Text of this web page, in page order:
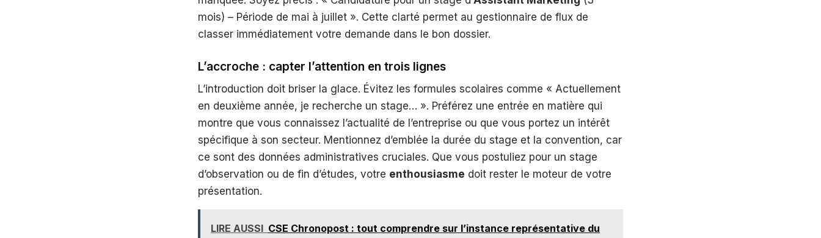
mois) – Période de mai à juillet ». Cette clarté permet au gestionnaire de flux de
classer immédiatement votre demande dans le bon dossier.
L’accroche : capter l’attention en trois lignes
L’introduction doit briser la glace. Évitez les formules scolaires comme « Actuellement
en deuxième année, je recherche un stage… ». Préférez une entrée en matière qui
montre que vous connaissez l’actualité de l’entreprise ou que vous portez un intérêt
spécifique à son secteur. Mentionnez d’emblée la durée du stage et la convention, car
ce sont des données administratives cruciales. Que vous postuliez pour un stage
d’observation ou de fin d’études, votre enthousiasme doit rester le moteur de votre
présentation.
LIRE AUSSI CSE Chronopost : tout comprendre sur l’instance représentative du